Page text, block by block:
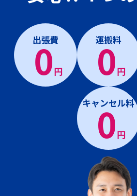
出張費
0円
運搬料
0円
キャンセル料
0円